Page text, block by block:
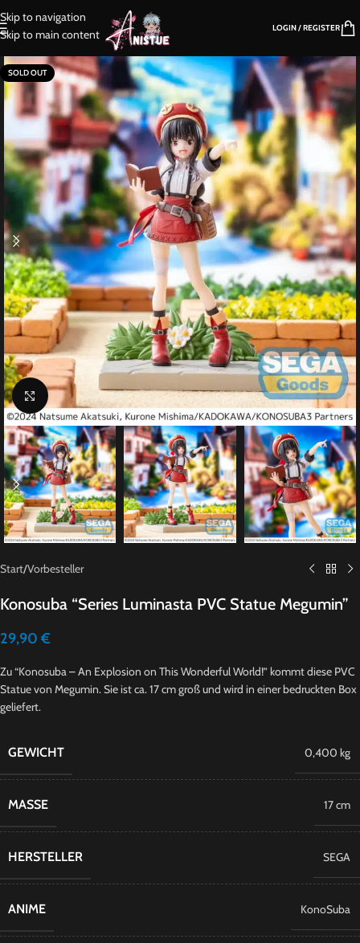
Skip to navigation
Skip to main content
LOGIN / REGISTER
SOLD OUT
Click to enlarge
Start/Vorbesteller
Konosuba “Series Luminasta PVC Statue Megumin”
29,90 €
Zu “Konosuba – An Explosion on This Wonderful World!” kommt diese PVC
Statue von Megumin. Sie ist ca. 17 cm groß und wird in einer bedruckten Box
geliefert.
GEWICHT 0,400 kg
MASSE 17 cm
HERSTELLER SEGA
ANIME KonoSuba